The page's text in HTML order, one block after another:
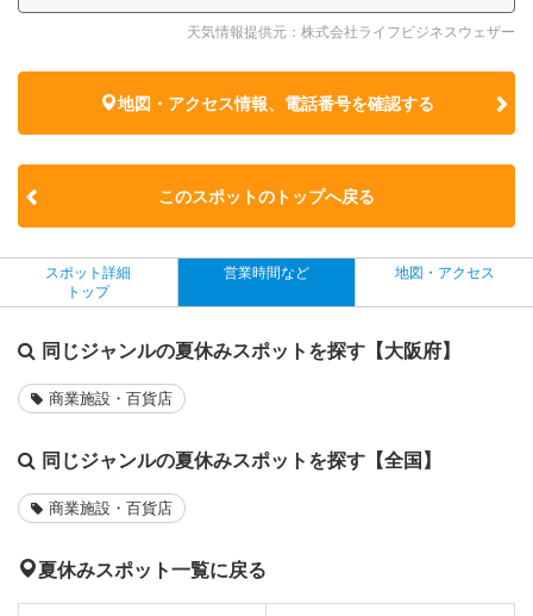
天気情報提供元：株式会社ライフビジネスウェザー
地図・アクセス情報、電話番号を確認する
このスポットのトップへ戻る
スポット詳細
トップ
営業時間など 地図・アクセス
同じジャンルの夏休みスポットを探す【大阪府】
商業施設・百貨店
同じジャンルの夏休みスポットを探す【全国】
商業施設・百貨店
夏休みスポット一覧に戻る